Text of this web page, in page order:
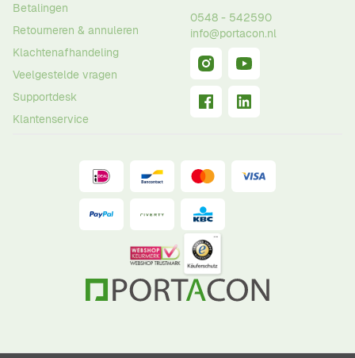
Betalingen
Retourneren & annuleren
Klachtenafhandeling
Veelgestelde vragen
Supportdesk
Klantenservice
0548 - 542590
info@portacon.nl